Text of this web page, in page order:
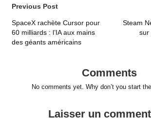
Post
navigation
Previous Post
SpaceX rachète Cursor pour
60 milliards : l’IA aux mains
des géants américains
Steam
sur
Comments
No comments yet. Why don’t you start
Laisser un